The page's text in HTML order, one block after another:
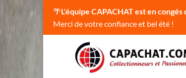
🌴L'équipe CAPACHAT est en
Merci de votre confiance et bel été !